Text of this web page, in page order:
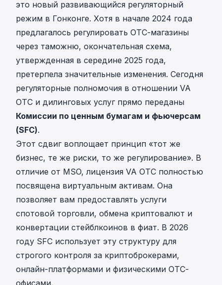
это новый развивающийся регуляторный
режим в Гонконге. Хотя в начале 2024 года
предлагалось регулировать OTC-магазины
через таможню, окончательная схема,
утвержденная в середине 2025 года,
претерпела значительные изменения. Сегодня
регуляторные полномочия в отношении VA
OTC и дилинговых услуг прямо переданы
Комиссии по ценным бумагам и фьючерсам
(SFC).
Этот сдвиг воплощает принцип «тот же
бизнес, те же риски, то же регулирование». В
отличие от MSO, лицензия VA OTC полностью
посвящена виртуальным активам. Она
позволяет вам предоставлять услуги
спотовой торговли, обмена криптовалют и
конвертации стейблкоинов в фиат. В 2026
году SFC использует эту структуру для
строгого контроля за криптоброкерами,
онлайн-платформами и физическими OTC-
офисами.